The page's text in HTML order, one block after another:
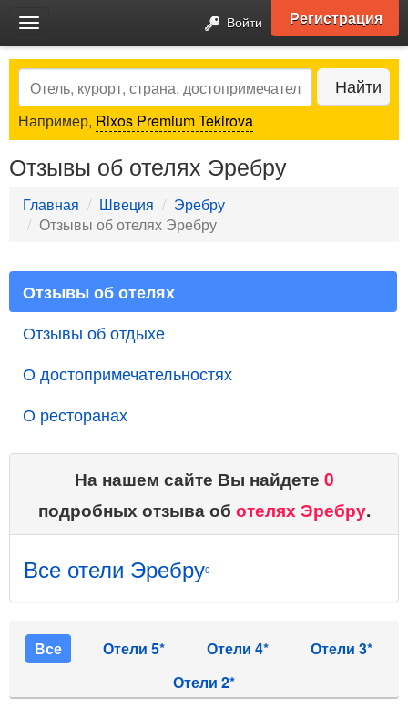
Toggle
navigation
Войти Регистрация
Search Найти
Например, Rixos Premium Tekirova
Отзывы об отелях Эребру
Главная Швеция
Эребру
Отзывы об отелях Эребру
Отзывы об отелях
Отзывы об отдыхе
О достопримечательностях
О ресторанах
На нашем сайте Вы найдете 0
подробных отзыва об отелях Эребру.
Все отели Эребру0
Все Отели 5* Отели 4*
Отели 3*
Отели 2*